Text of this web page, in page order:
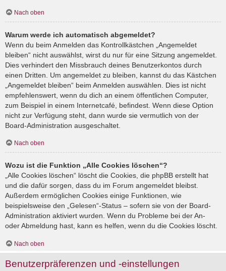
Nach oben
Warum werde ich automatisch abgemeldet?
Wenn du beim Anmelden das Kontrollkästchen „Angemeldet
bleiben“ nicht auswählst, wirst du nur für eine Sitzung angemeldet.
Dies verhindert den Missbrauch deines Benutzerkontos durch
einen Dritten. Um angemeldet zu bleiben, kannst du das Kästchen
„Angemeldet bleiben“ beim Anmelden auswählen. Dies ist nicht
empfehlenswert, wenn du dich an einem öffentlichen Computer,
zum Beispiel in einem Internetcafé, befindest. Wenn diese Option
nicht zur Verfügung steht, dann wurde sie vermutlich von der
Board-Administration ausgeschaltet.
Nach oben
Wozu ist die Funktion „Alle Cookies löschen“?
„Alle Cookies löschen“ löscht die Cookies, die phpBB erstellt hat
und die dafür sorgen, dass du im Forum angemeldet bleibst.
Außerdem ermöglichen Cookies einige Funktionen, wie
beispielsweise den „Gelesen“-Status – sofern sie von der Board-
Administration aktiviert wurden. Wenn du Probleme bei der An-
oder Abmeldung hast, kann es helfen, wenn du die Cookies löscht.
Nach oben
Benutzerpräferenzen und -einstellungen